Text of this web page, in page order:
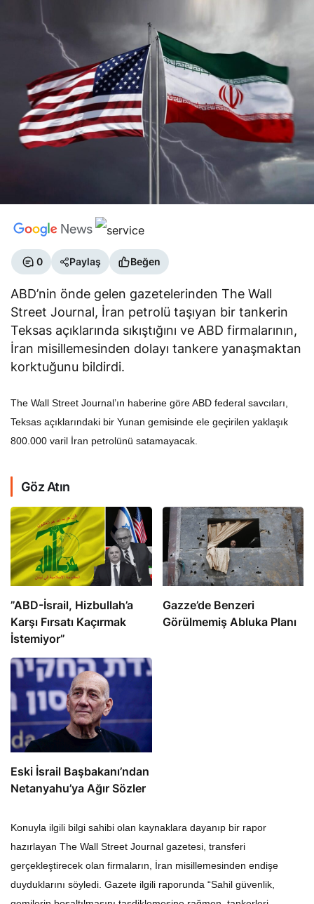
0 Paylaş Beğen
ABD’nin önde gelen gazetelerinden The Wall
Street Journal, İran petrolü taşıyan bir tankerin
Teksas açıklarında sıkıştığını ve ABD firmalarının,
İran misillemesinden dolayı tankere yanaşmaktan
korktuğunu bildirdi.
The Wall Street Journal’ın haberine göre ABD federal savcıları,
Teksas açıklarındaki bir Yunan gemisinde ele geçirilen yaklaşık
800.000 varil İran petrolünü satamayacak.
Göz Atın
​​​​​​​”ABD-İsrail, Hizbullah’a
Karşı Fırsatı Kaçırmak
İstemiyor”
​​​​​​​Gazze’de Benzeri
Görülmemiş Abluka Planı
Eski İsrail Başbakanı’ndan
Netanyahu’ya Ağır Sözler
Konuyla ilgili bilgi sahibi olan kaynaklara dayanıp bir rapor
hazırlayan The Wall Street Journal gazetesi, transferi
gerçekleştirecek olan firmaların, İran misillemesinden endişe
duyduklarını söyledi. Gazete ilgili raporunda “Sahil güvenlik,